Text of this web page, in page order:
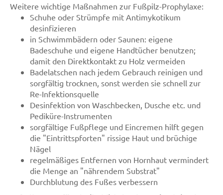
Weitere wichtige Maßnahmen zur Fußpilz-Prophylaxe:
Schuhe oder Strümpfe mit Antimykotikum
desinfizieren
in Schwimmbädern oder Saunen: eigene
Badeschuhe und eigene Handtücher benutzen;
damit den Direktkontakt zu Holz vermeiden
Badelatschen nach jedem Gebrauch reinigen und
sorgfältig trocknen, sonst werden sie schnell zur
Re-Infektionsquelle
Desinfektion von Waschbecken, Dusche etc. und
Pediküre-Instrumenten
sorgfältige Fußpflege und Eincremen hilft gegen
die "Eintrittspforten" rissige Haut und brüchige
Nägel
regelmäßiges Entfernen von Hornhaut vermindert
die Menge an "nährendem Substrat"
Durchblutung des Fußes verbessern